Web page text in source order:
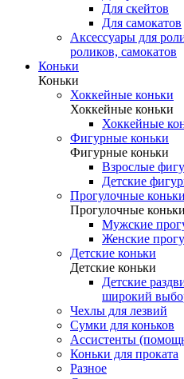
Для скейтов
Для самокатов
Аксессуары для
роликов, самокатов
Коньки
Коньки
Хоккейные коньки
Хоккейные коньки
Хоккейные
Фигурные коньки
Фигурные коньки
Взрослые
Детские
Прогулочные коньки
Прогулочные коньки
Мужские
Женские
Детские коньки
Детские коньки
Детские
широкий
Чехлы для лезвий
Сумки для коньков
Ассистенты
Коньки для проката
Разное